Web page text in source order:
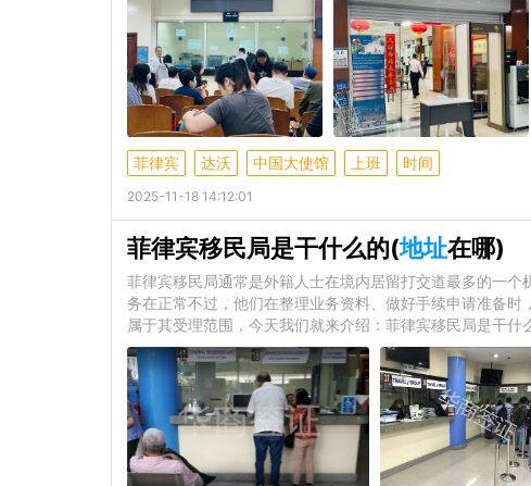
菲律宾 达沃 中国大使馆 上班 时间
2025-11-18 14:12:01
菲律宾移民局是干什么的(地址在哪)
菲律宾移民局通常是外籍人士在境内居留打交道最多的一
务在正常不过，他们在整理业务资料、做好手续申请准备
属于其受理范围，今天我们就来介绍：菲律宾移民局是干什